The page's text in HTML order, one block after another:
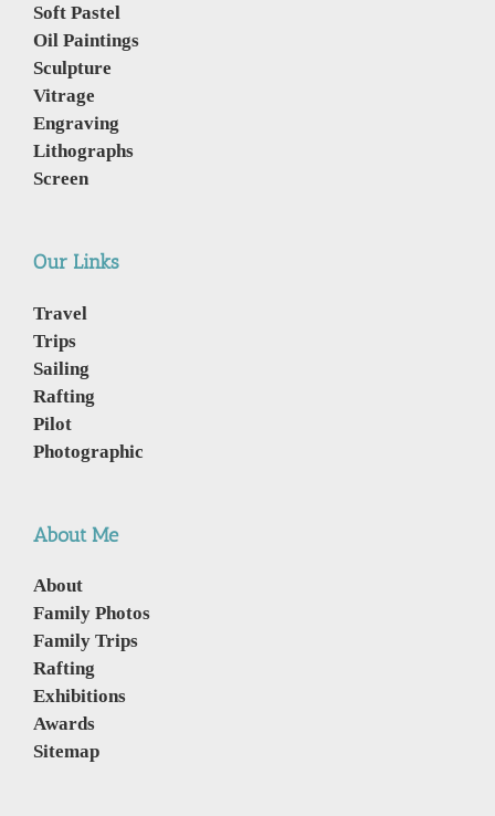
Soft Pastel
Oil Paintings
Sculpture
Vitrage
Engraving
Lithographs
Screen
Our Links
Travel
Trips
Sailing
Rafting
Pilot
Photographic
About Me
About
Family Photos
Family Trips
Rafting
Exhibitions
Awards
Sitemap